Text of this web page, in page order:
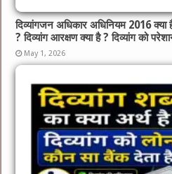
दिव्यांगजन अधिकार अधिनियम 2016 क्या
? दिव्यांग आरक्षण क्या है ? दिव्यांग को
May 1, 2026